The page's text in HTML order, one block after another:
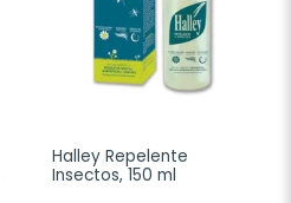
Halley Repelente
Insectos, 150 ml